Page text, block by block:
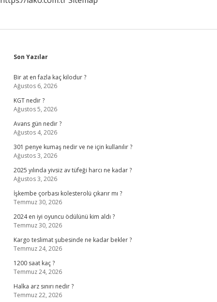
Sidebar
Son Yazılar
Bir at en fazla kaç kilodur ?
Ağustos 6, 2026
KGT nedir ?
Ağustos 5, 2026
Avans gün nedir ?
Ağustos 4, 2026
301 penye kumaş nedir ve ne için kullanılır ?
Ağustos 3, 2026
2025 yılında yivsiz av tüfeği harcı ne kadar ?
Ağustos 3, 2026
İşkembe çorbası kolesterolü çıkarır mı ?
Temmuz 30, 2026
2024 en iyi oyuncu ödülünü kim aldı ?
Temmuz 30, 2026
Kargo teslimat şubesinde ne kadar bekler ?
Temmuz 24, 2026
1200 saat kaç ?
Temmuz 24, 2026
Halka arz sınırı nedir ?
Temmuz 22, 2026